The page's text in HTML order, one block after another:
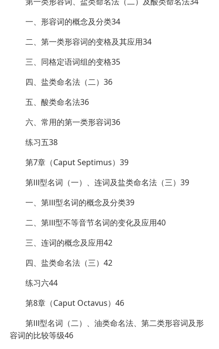
一、形容词的概念及分类34
二、第一类形容词的变格及其应用34
三、同格定语词组的变格35
四、盐类命名法（二）36
五、酸类命名法36
六、常用的第一类形容词36
练习五38
第7章（Caput Septimus）39
第Ⅲ型名词（一）、连词及盐类命名法（三）39
一、第Ⅲ型名词的概念及分类39
二、第Ⅲ型不等音节名词的变化及应用40
三、连词的概念及应用42
四、盐类命名法（三）42
练习六44
第8章（Caput Octavus）46
第Ⅲ型名词（二）、油类命名法、第二类形容词及形
容词的比较等级46